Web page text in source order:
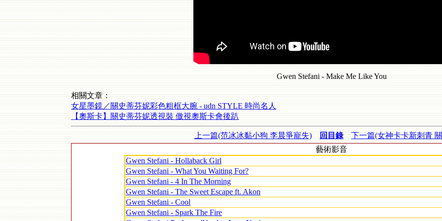
Gwen Stefani - Make Me Like You
相關文章：
女星墨鏡／關史蒂芬妮彩色粗框大腕 - udn STYLE 時尚名人
【奧斯卡】關史蒂芬妮透視裝 傲視奧斯卡會後趴
上一篇(范冰冰黏小狗 李晨爭寵失) 回目錄
下一篇(女神卡卡新刺青
藝術影音
Gwen Stefani - Hollaback Girl
Gwen Stefani - What You Waiting For?
Gwen Stefani - 4 In The Morning
Gwen Stefani - The Sweet Escape ft. Akon
Gwen Stefani - Cool
Gwen Stefani - Spark The Fire